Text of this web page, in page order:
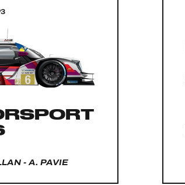
- A. PAVIE